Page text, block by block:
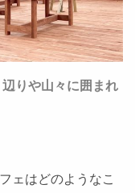
りや山々に囲まれ
ェはどのようなこ